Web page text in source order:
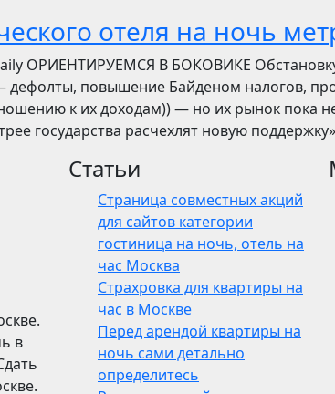
отеля на ночь
ОРИЕНТИРУЕМСЯ В БОКОВИКЕ
дефолты, повышение Байденом налогов,
к их доходам)) — но их рынок пока
государства расчехлят новую
в
Статьи
Страница совместных акций
для сайтов категории
гостиница на ночь, отель на
час Москва
Страхровка для квартиры на
час в Москве
Перед арендой квартиры на
ночь сами детально
определитесь